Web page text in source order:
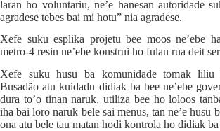
laran ho voluntariu, ne’e hanesan autoridade
agradese tebes bai mi hotu” nia agradese.
Xefe suku esplika projetu bee moos ne’ebe
metro-4 resin ne’ebe konstrui ho fulan rua deit
Xefe suku husu ba komunidade tomak
Busadão atu kuidadu didiak ba bee ne’ebe
dura to’o tinan naruk, utiliza bee ho loloos
iha bai loro naruk bele sai menus, tan ne’e husu
ona atu bele tau matan hodi kontrola ho didiak ba